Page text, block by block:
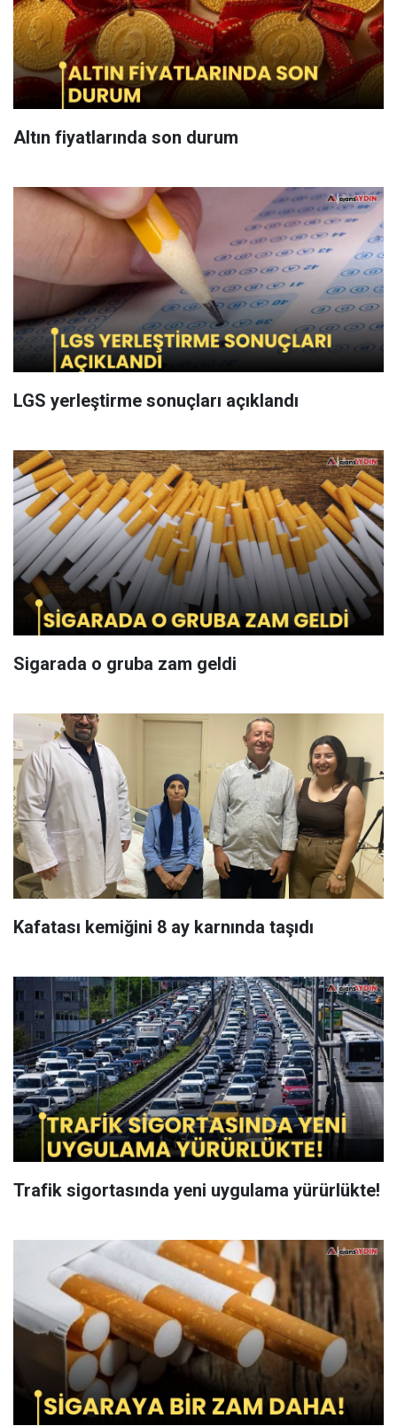
Altın fiyatlarında son durum
LGS yerleştirme sonuçları açıklandı
Sigarada o gruba zam geldi
Kafatası kemiğini 8 ay karnında taşıdı
Trafik sigortasında yeni uygulama yürürlükte!